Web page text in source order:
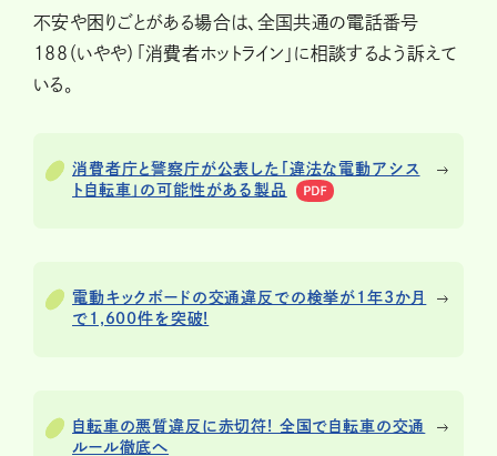
不安や困りごとがある場合は、全国共通の電話番号
188（いやや）「消費者ホットライン」に相談するよう訴えて
いる。
消費者庁と警察庁が公表した「違法な電動アシス
ト自転車」の可能性がある製品
電動キックボードの交通違反での検挙が1年3か月
で1,600件を突破!
自転車の悪質違反に赤切符! 全国で自転車の交通
ルール徹底へ